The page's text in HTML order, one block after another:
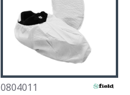
0804011